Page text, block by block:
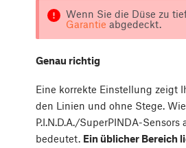
Wenn Sie die Düse zu
Garantie abgedeckt.
Genau richtig
Eine korrekte Einstellung zeigt
den Linien und ohne Stege.
P.I.N.D.A./SuperPINDA-
bedeutet. Ein üblicher Bereich